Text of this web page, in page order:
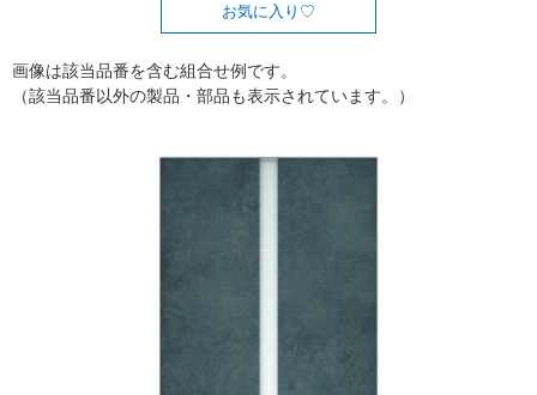
お気に入り
画像は該当品番を含む組合せ例です。
（該当品番以外の製品・部品も表示されています。）